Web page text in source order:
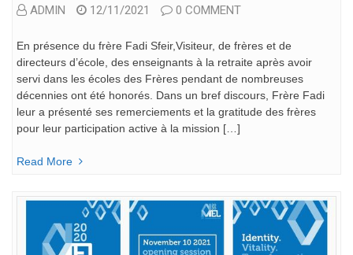
ADMIN 12/11/2021 0 COMMENT
En présence du frère Fadi Sfeir,Visiteur, de frères et de
directeurs d’école, des enseignants à la retraite après avoir
servi dans les écoles des Frères pendant de nombreuses
décennies ont été honorés. Dans un bref discours, Frère Fadi
leur a présenté ses remerciements et la gratitude des frères
pour leur participation active à la mission […]
Read More